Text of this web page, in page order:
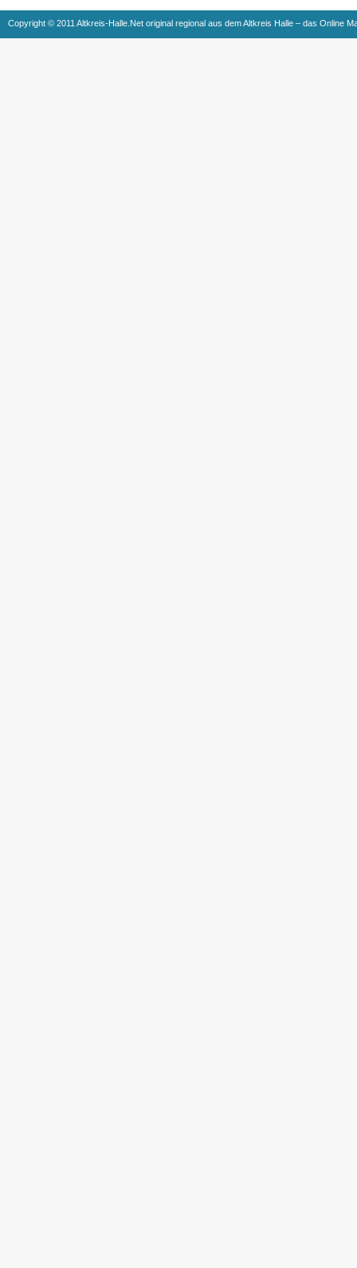
Copyright © 2011 Altkreis-Halle.Net original regional aus dem Altkreis Halle – das Online